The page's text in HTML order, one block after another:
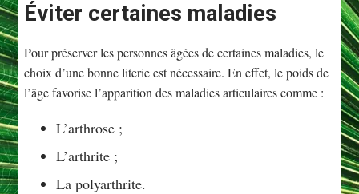
Éviter certaines maladies
Pour préserver les personnes âgées de certaines maladies, le
choix d’une bonne literie est nécessaire. En effet, le poids de
l’âge favorise l’apparition des maladies articulaires comme :
L’arthrose ;
L’arthrite ;
La polyarthrite.